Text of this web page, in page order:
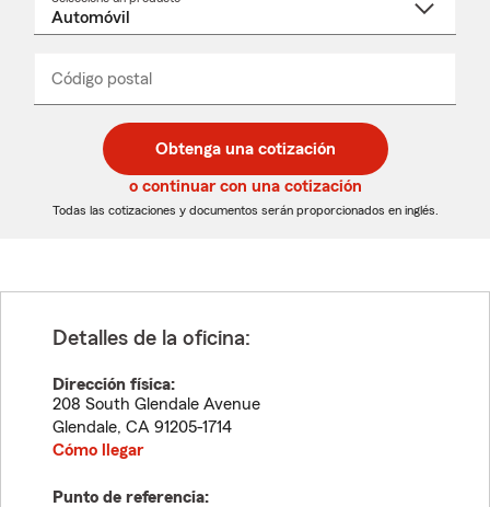
desplegable
Código postal
de
5
dígitos
de
5
dígitos
_____
Obtenga una cotización
o continuar con una cotización
Todas las cotizaciones y documentos serán proporcionados en inglés.
Detalles de la oficina:
Dirección física:
208 South Glendale Avenue
Glendale, CA 91205-1714
Cómo llegar
Punto de referencia: